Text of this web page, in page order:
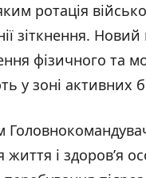
ротація
зіткнення.
фізичного та
у зоні активних
і здоров’я